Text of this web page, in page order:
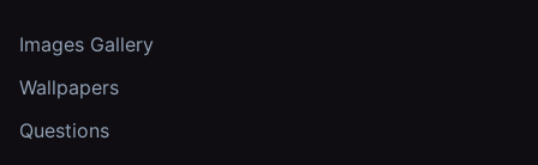
Images Gallery
Wallpapers
Questions